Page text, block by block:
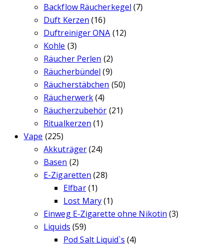
Backflow Räucherkegel (7)
Duft Kerzen (16)
Duftreiniger ONA (12)
Kohle (3)
Räucher Perlen (2)
Räucherbündel (9)
Räucherstäbchen (50)
Räucherwerk(4)
Räucherzubehör (21)
Ritualkerzen (1)
Vape (225)
Akkuträger(24)
Basen (2)
E-Zigaretten (28)
Elfbar(1)
Lost Mary(1)
Einweg E-Zigarette ohne Nikotin (3)
Liquids (59)
Pod Salt Liquid`s (4)